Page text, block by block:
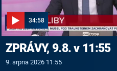
34:58
ZPRÁVY, 9.8. v 11:55
9. srpna 2026 11:55